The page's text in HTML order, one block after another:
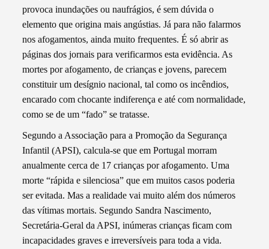
provoca inundações ou naufrágios, é sem dúvida o
elemento que origina mais angústias. Já para não falarmos
nos afogamentos, ainda muito frequentes. É só abrir as
páginas dos jornais para verificarmos esta evidência. As
mortes por afogamento, de crianças e jovens, parecem
constituir um desígnio nacional, tal como os incêndios,
encarado com chocante indiferença e até com normalidade,
como se de um “fado” se tratasse.
Segundo a Associação para a Promoção da Segurança
Infantil (APSI), calcula-se que em Portugal morram
anualmente cerca de 17 crianças por afogamento. Uma
morte “rápida e silenciosa” que em muitos casos poderia
ser evitada. Mas a realidade vai muito além dos números
das vítimas mortais. Segundo Sandra Nascimento,
Secretária-Geral da APSI, inúmeras crianças ficam com
incapacidades graves e irreversíveis para toda a vida.